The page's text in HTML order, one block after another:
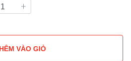
VÀO GIỎ